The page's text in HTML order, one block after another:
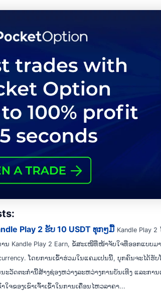
Play 2 ຮັບ 10 USDT ທຸກໆມື້ Kandle Play
ານ Kandle Play 2 Earn, ຂໍ້ສະເໜີທີ່ໜ້າຈັບໃຈທີ່ອອກແບບ
ໂດຍການເຂົ້າຮ່ວມໃນແຄມເປນນີ້, ບຸກຄົນຈະໄດ້ຮັ
ນະວັດຕະກໍານີ້ສ້າງຊ່ອງຫວ່າງລະຫວ່າງການບັນເທີງ ແລະກາ
ໃຈຂອງເຂົາເຈົ້າເຂົ້າໃນການເຄື່ອນໄຫວລາຄາ...